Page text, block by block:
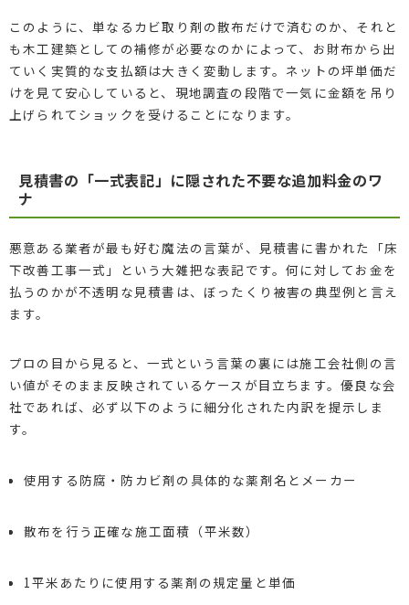
このように、単なるカビ取り剤の散布だけで済むのか、それと
も木工建築としての補修が必要なのかによって、お財布から出
ていく実質的な支払額は大きく変動します。ネットの坪単価だ
けを見て安心していると、現地調査の段階で一気に金額を吊り
上げられてショックを受けることになります。
見積書の「一式表記」に隠された不要な追加料金のワ
ナ
悪意ある業者が最も好む魔法の言葉が、見積書に書かれた「床
下改善工事一式」という大雑把な表記です。何に対してお金を
払うのかが不透明な見積書は、ぼったくり被害の典型例と言え
ます。
プロの目から見ると、一式という言葉の裏には施工会社側の言
い値がそのまま反映されているケースが目立ちます。優良な会
社であれば、必ず以下のように細分化された内訳を提示しま
す。
使用する防腐・防カビ剤の具体的な薬剤名とメーカー
散布を行う正確な施工面積（平米数）
1平米あたりに使用する薬剤の規定量と単価